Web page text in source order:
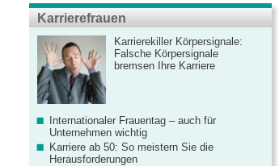
Karrierefrauen
Karrierekiller Körpersignale:
Falsche Körpersignale
bremsen Ihre Karriere
Internationaler Frauentag – auch für
Unternehmen wichtig
Karriere ab 50: So meistern Sie die
Herausforderungen